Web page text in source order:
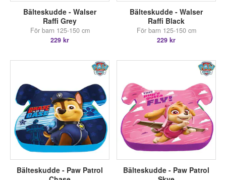
Bälteskudde - Walser
Raffi Grey
För barn 125-150 cm
229 kr
Bälteskudde - Walser
Raffi Black
För barn 125-150 cm
229 kr
Bälteskudde - Paw Patrol
Bälteskudde - Paw Patrol